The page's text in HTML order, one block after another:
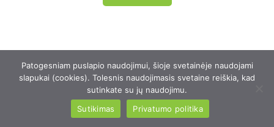
Patogesniam puslapio naudojimui, šioje svetainėje naudojami
slapukai (cookies). Tolesnis naudojimasis svetaine reiškia, kad
sutinkate su jų naudojimu.
Sutikimas
Privatumo politika